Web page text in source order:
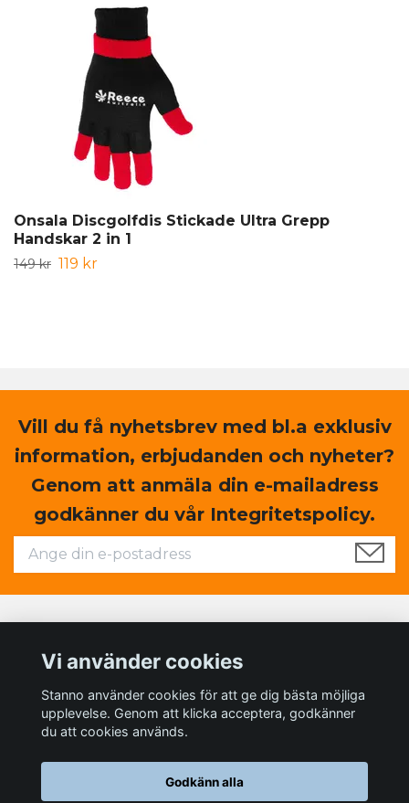
Onsala Discgolfdis Stickade Ultra Grepp
Handskar 2 in 1
149 kr 119 kr
Vill du få nyhetsbrev med bl.a exklusiv
information, erbjudanden och nyheter?
Genom att anmäla din e-mailadress
godkänner du vår Integritetspolicy.
Sociala medier
Vi använder cookies
Stanno använder cookies för att ge dig bästa möjliga
upplevelse. Genom att klicka acceptera, godkänner
du att cookies används.
Godkänn alla